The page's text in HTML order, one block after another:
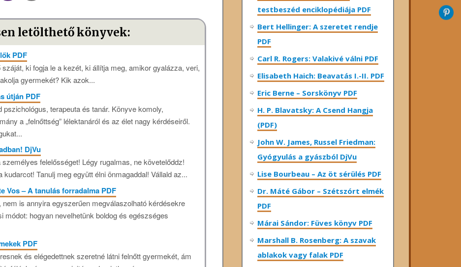
letölthető könyvek:
PDF
ki fogja le a kezét, ki állítja meg, amikor gyalázza, veri,
gyermekét? Kik azok...
útján PDF
terapeuta és tanár. Könyve komoly,
a „felnőttség” lélektanáról és az élet nagy kérdéseiről.
DjVu
személyes felelősséget! Légy rugalmas, ne követelőddz!
kudarcot! Tanulj meg együtt élni önmagaddal! Vállald az...
Vos – A tanulás forradalma PDF
is annyira egyszerűen megválaszolható kérdésekre
módot: hogyan nevelhetünk boldog és egészséges
PDF
és elégedettnek szeretné látni felnőtt gyermekét, ám
testbeszéd enciklopédiája PDF
Bert Hellinger: A ​szeretet rendje
PDF
Carl R. Rogers: Valakivé válni PDF
Elisabeth Haich: Beavatás I.-II. PDF
Eric Berne – Sorskönyv PDF
H. P. Blavatsky: A Csend Hangja
(PDF)
John W. James, Russel Friedman:
Gyógyulás a gyászból DjVu
Lise Bourbeau – Az öt sérülés PDF
Dr. Máté Gábor – Szétszórt elmék
PDF
Márai Sándor: Füves könyv PDF
Marshall B. Rosenberg: A szavak
ablakok vagy falak PDF